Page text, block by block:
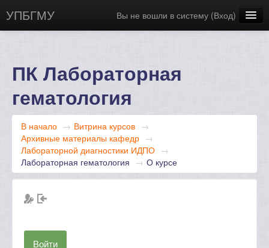
УПБГМУ Вы не вошли в систему (Вход)
ПК Лабораторная
гематология
В начало → Витрина курсов →
Архивные материалы кафедр →
Лабораторной диагностики ИДПО →
Лабораторная гематология → О курсе
Войти